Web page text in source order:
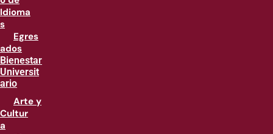
Idioma
s
Egres
ados
Bienestar
Universit
ario
Arte y
Cultur
a